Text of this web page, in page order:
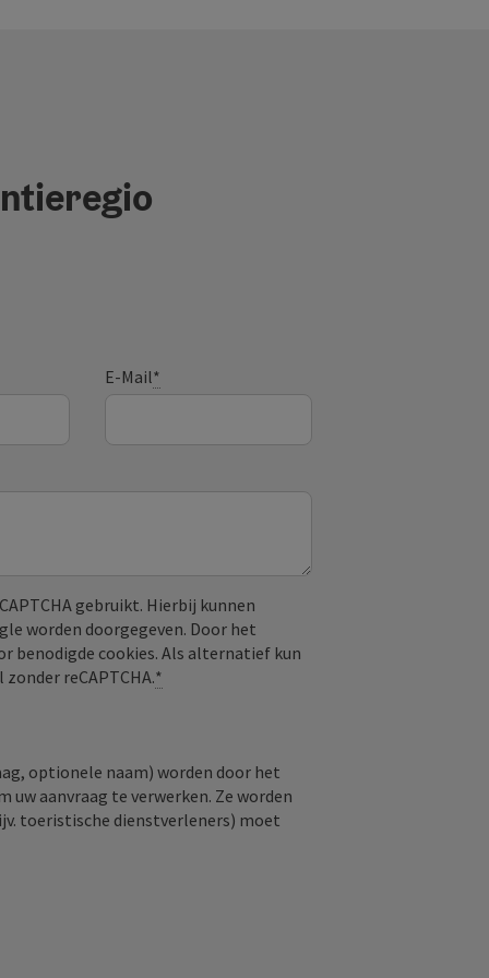
E-Mail*
gebruikt. Hierbij kunnen
worden doorgegeven. Door het
benodigde cookies. Als alternatief kun
reCAPTCHA.*
optionele naam) worden door het
aanvraag te verwerken. Ze worden
toeristische dienstverleners) moet